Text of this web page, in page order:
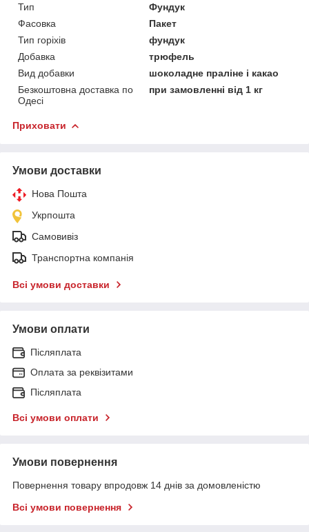
Тип
Фундук
Фасовка
Пакет
Тип горіхів
фундук
Добавка
трюфель
Вид добавки
шоколадне праліне і какао
Безкоштовна доставка по
Одесі
при замовленні від 1 кг
Приховати
Умови доставки
Нова Пошта
Укрпошта
Самовивіз
Транспортна компанія
Всі умови доставки
Умови оплати
Післяплата
Оплата за реквізитами
Післяплата
Всі умови оплати
Умови повернення
Повернення товару впродовж 14 днів за домовленістю
Всі умови повернення